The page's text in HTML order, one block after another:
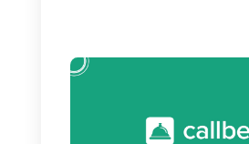
Automazioni